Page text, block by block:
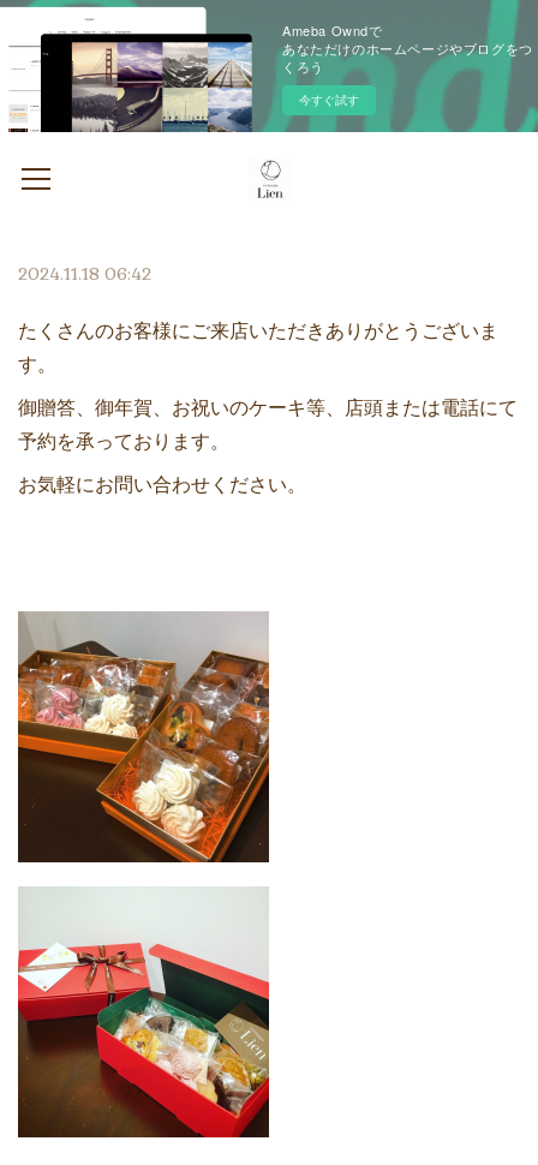
Ameba Owndで
あなただけのホームページやブログをつ
くろう
今すぐ試す
2024.11.18 06:42
たくさんのお客様にご来店いただきありがとうございま
す。
御贈答、御年賀、お祝いのケーキ等、店頭または電話にて
予約を承っております。
お気軽にお問い合わせください。